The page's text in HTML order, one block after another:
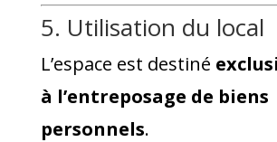
5. Utilisation du local
L’espace est destiné
à l’entreposage de biens
personnels.